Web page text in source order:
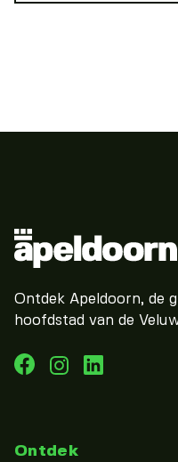
Ontdek Apeldoorn, de
hoofdstad van de
Ontdek